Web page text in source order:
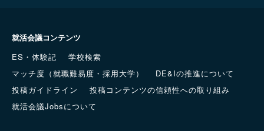
就活会議コンテンツ
ES・体験記
学校検索
マッチ度（就職難易度・採用大学）
DE&Iの推進について
投稿ガイドライン
投稿コンテンツの信頼性への取り組み
就活会議Jobsについて